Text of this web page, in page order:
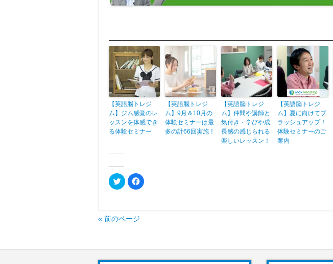
【英語脳トレジ
ム】ジム感覚のレ
ッスンを体感でき
る体験セミナー
【英語脳トレジ
ム】9月＆10月の
体験セミナーは最
多の計66回実施！
【英語脳トレジ
ム】仲間や講師と
気付き・学びや成
長感の感じられる
楽しいレッスン！
【英語脳トレジ
ム】夏に向けてブ
ラッシュアップ！
体験セミナーのご
案内
ク
リ
Twitter
で
ウ
Facebook
で
て
« 前のページ